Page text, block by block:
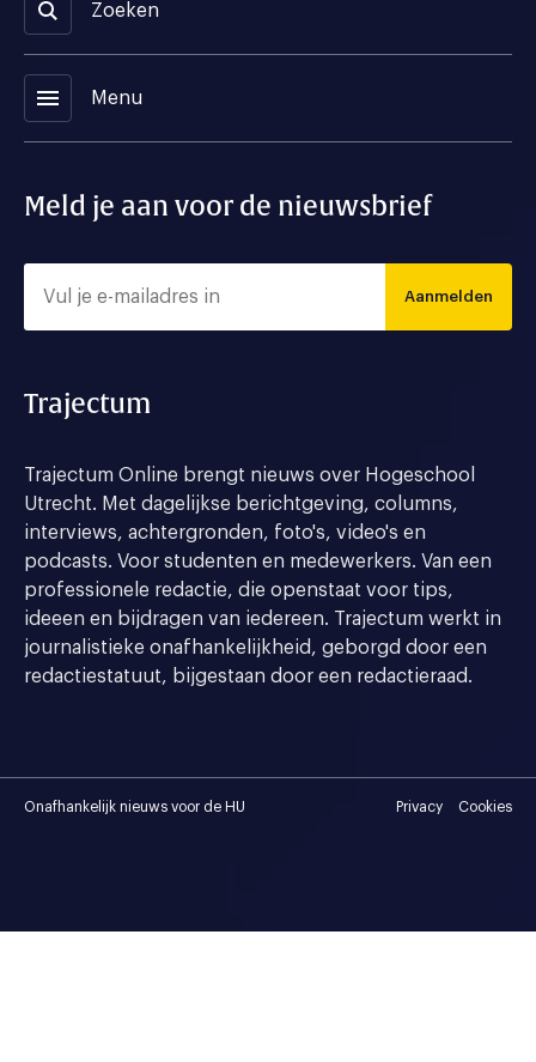
Zoeken
menu Menu
Meld je aan voor de nieuwsbrief
Aanmelden
Trajectum
Trajectum Online brengt nieuws over Hogeschool
Utrecht. Met dagelijkse berichtgeving, columns,
interviews, achtergronden, foto's, video's en
podcasts. Voor studenten en medewerkers. Van een
professionele redactie, die openstaat voor tips,
ideeen en bijdragen van iedereen. Trajectum werkt in
journalistieke onafhankelijkheid, geborgd door een
redactiestatuut, bijgestaan door een redactieraad.
Onafhankelijk nieuws voor de HU Privacy Cookies